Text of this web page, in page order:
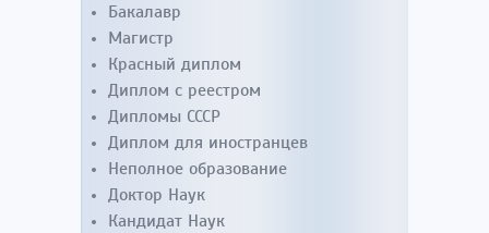
Бакалавр
Магистр
Красный диплом
Диплом с реестром
Дипломы СССР
Диплом для иностранцев
Неполное образование
Доктор Наук
Кандидат Наук